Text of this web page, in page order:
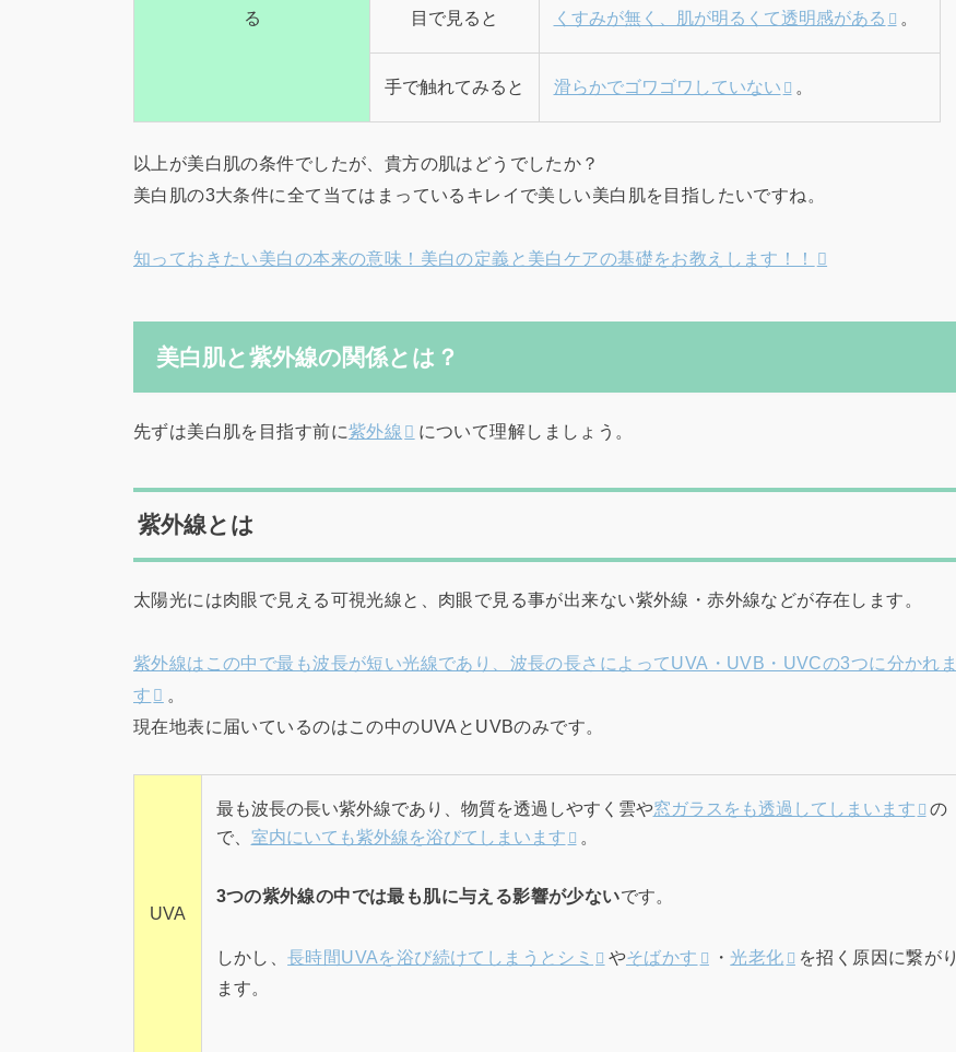
る
目で見ると くすみが無く、肌が明るくて透明感がある 。
手で触れてみると 滑らかでゴワゴワしていない 。
以上が美白肌の条件でしたが、貴方の肌はどうでしたか？
美白肌の3大条件に全て当てはまっているキレイで美しい美白肌を目指したいですね。
知っておきたい美白の本来の意味！美白の定義と美白ケアの基礎をお教えします！！
美白肌と紫外線の関係とは？
先ずは美白肌を目指す前に紫外線 について理解しましょう。
紫外線とは
太陽光には肉眼で見える可視光線と、肉眼で見る事が出来ない紫外線・赤外線などが存在します。
紫外線はこの中で最も波長が短い光線であり、波長の長さによってUVA・UVB・UVCの3つに分かれま
す
。
現在地表に届いているのはこの中のUVAとUVBのみです。
UVA
最も波長の長い紫外線であり、物質を透過しやすく雲や窓ガラスをも透過してしまいます
の
で、 室内にいても紫外線を浴びてしまいます 。
3つの紫外線の中では最も肌に与える影響が少ないです。
しかし、長時間UVAを浴び続けてしまうとシミ やそばかす ・光老化
を招く原因に繋がり
ます。